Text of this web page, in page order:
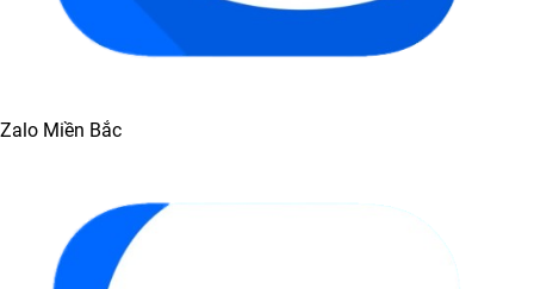
Zalo Miền Bắc